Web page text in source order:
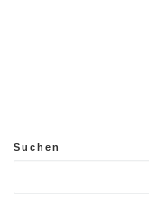
Suchen